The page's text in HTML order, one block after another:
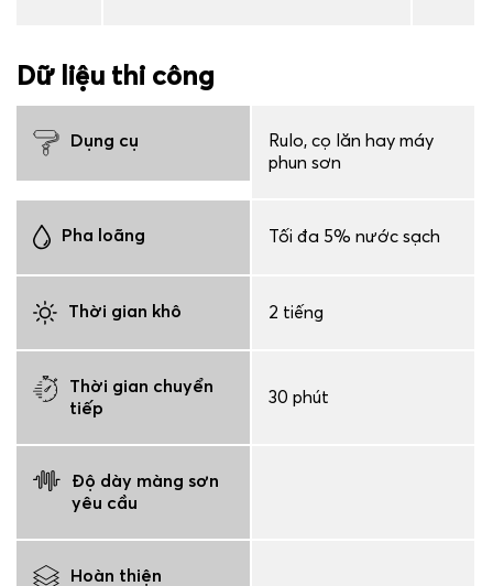
Dữ liệu thi công
Dụng cụ
Rulo, cọ lăn hay máy
phun sơn
Pha loãng Tối đa 5% nước sạch
Thời gian khô 2 tiếng
Thời gian chuyển
tiếp
30 phút
Độ dày màng sơn
yêu cầu
Hoàn thiện